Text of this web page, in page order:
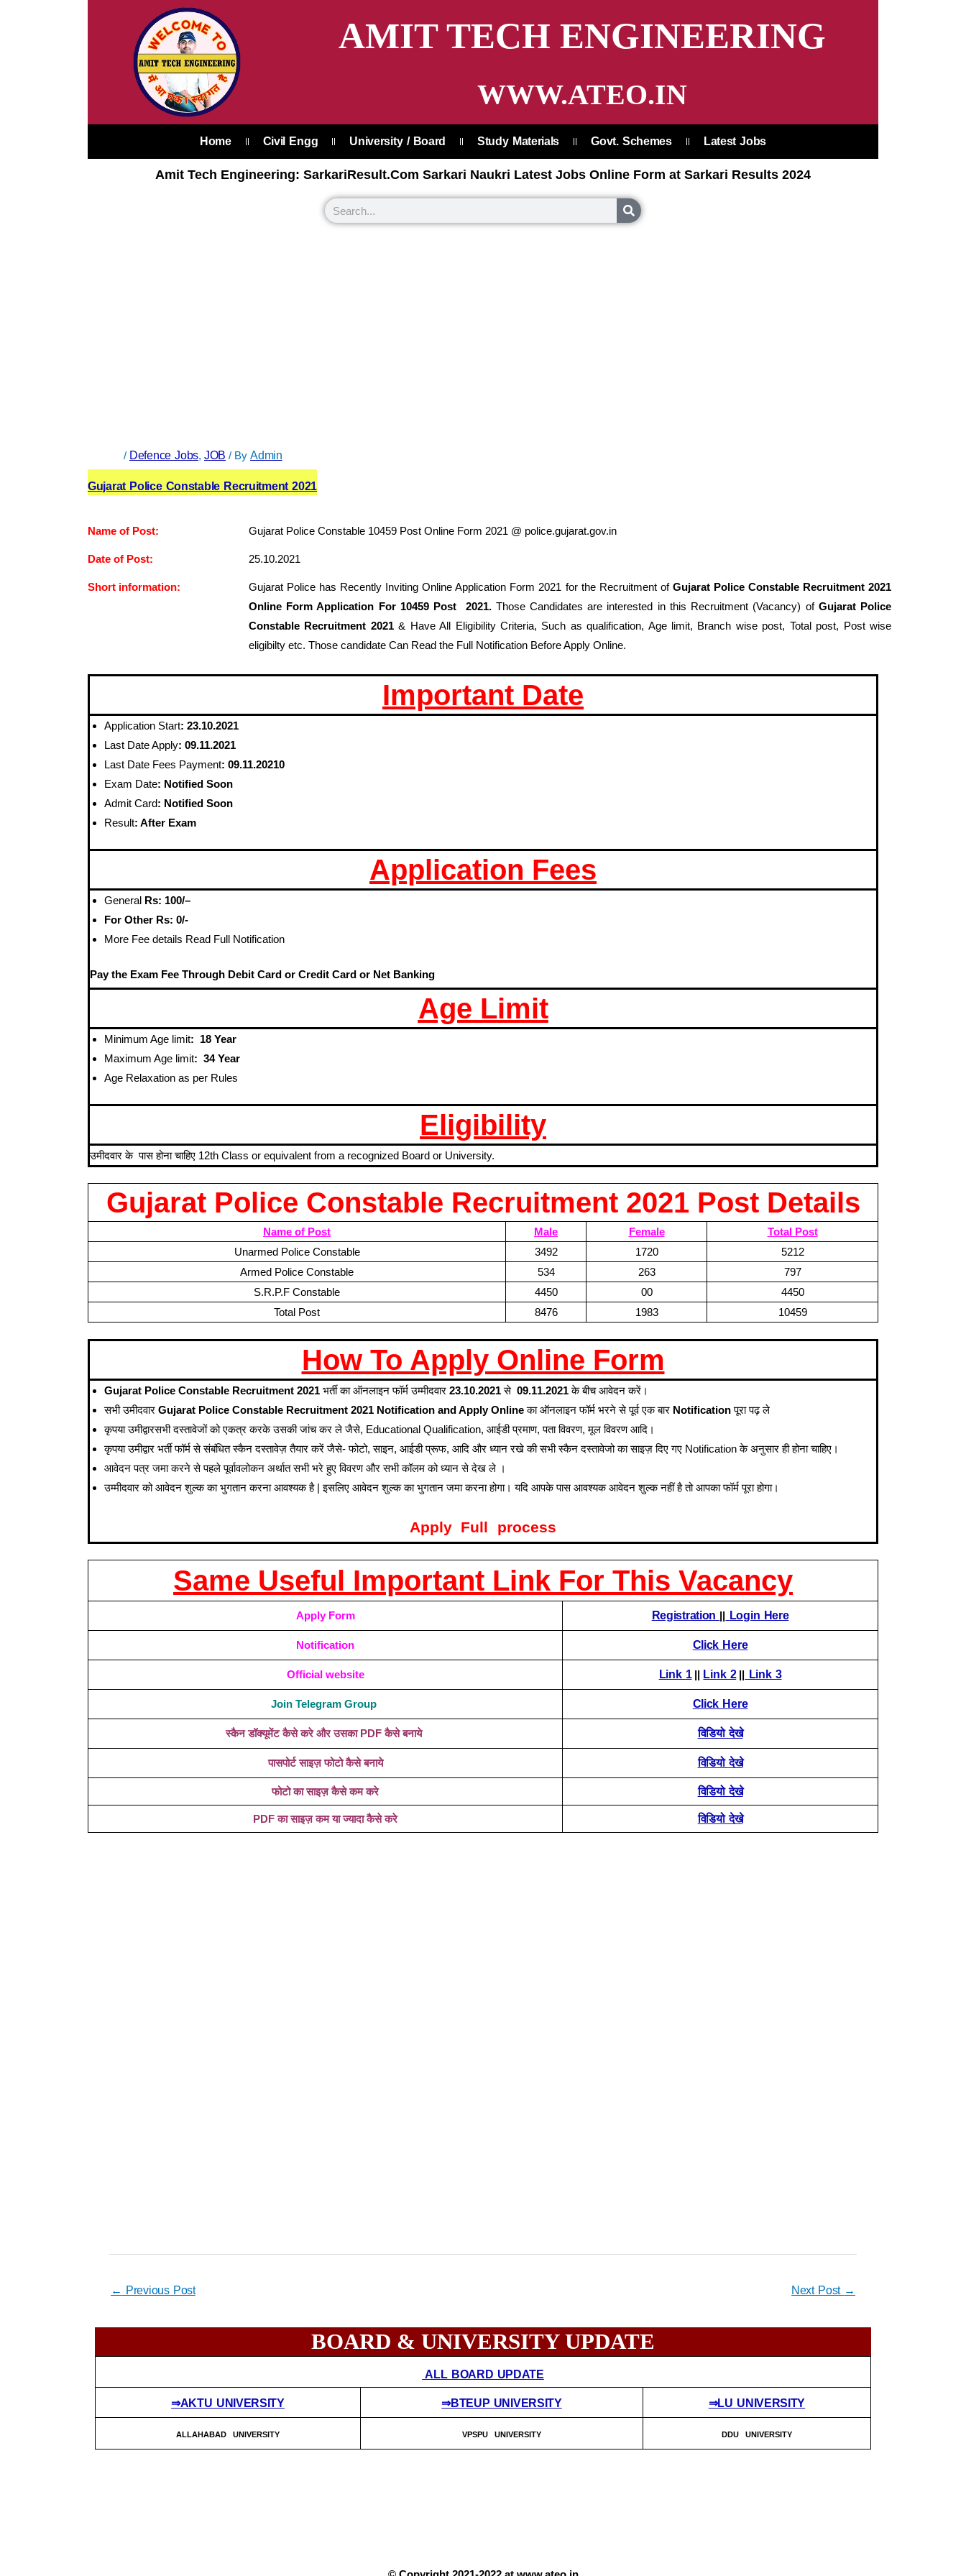
AMIT TECH ENGINEERING
WWW.ATEO.IN
Home Civil Engg University / Board Study Materials Govt. Schemes Latest Jobs
Amit Tech Engineering: SarkariResult.Com Sarkari Naukri Latest Jobs Online Form at Sarkari Results 2024
Search
/ Defence Jobs, JOB / ByAdmin
Gujarat Police Constable Recruitment 2021
Name of Post: Gujarat Police Constable 10459 Post Online Form 2021 @ police.gujarat.gov.in
Date of Post: 25.10.2021
Short information: Gujarat Police has Recently Inviting Online Application Form 2021 for the Recruitment of Gujarat Police Constable Recruitment 2021
Online Form Application For 10459 Post 2021.Those Candidates are interested in this Recruitment (Vacancy) of Gujarat Police
Constable Recruitment 2021& Have All Eligibility Criteria, Such as qualification, Age limit, Branch wise post, Total post, Post wise
eligibilty etc. Those candidate Can Read the Full Notification Before Apply Online.
Important Date
Application Start: 23.10.2021
Last Date Apply: 09.11.2021
Last Date Fees Payment: 09.11.20210
Exam Date: Notified Soon
Admit Card: Notified Soon
Result: After Exam
Application Fees
General Rs: 100/–
For Other Rs: 0/-
More Fee details Read Full Notification
Pay the Exam Fee Through Debit Card or Credit Card or Net Banking
Age Limit
Minimum Age limit: 18 Year
Maximum Age limit: 34 Year
Age Relaxation as per Rules
Eligibility
उमीदवार के पास होना चाहिए 12th Class or equivalent from a recognized Board or University.
Gujarat Police Constable Recruitment 2021 Post Details
Name of Post Male Female
Total Post
Unarmed Police Constable
3492 1720
5212
Armed Police Constable
534 263
797
S.R.P.F Constable
4450 00
4450
Total Post
8476 1983 10459
How To Apply Online Form
Gujarat Police Constable Recruitment 2021 भर्ती का ऑनलाइन फॉर्म उम्मीदवार 23.10.2021से 09.11.2021के बीच आवेदन करें।
सभी उमीदवार Gujarat Police Constable Recruitment 2021 Notification and Apply Onlineका ऑनलाइन फॉर्म भरने से पूर्व एक बार Notificationपूरा पढ़ ले
कृपया उमीद्वारसभी दस्तावेजों को एकत्र करके उसकी जांच कर ले जैसे, Educational Qualification, आईडी प्रमाण, पता विवरण, मूल विवरण आदि।
कृपया उमीद्वार भर्ती फॉर्म से संबंधित स्कैन दस्तावेज़ तैयार करें जैसे- फोटो, साइन, आईडी प्रूफ, आदि और ध्यान रखे की सभी स्कैन दस्तावेजो का साइज़ दिए गए Notification के अनुसार ही होना चाहिए।
आवेदन पत्र जमा करने से पहले पूर्वावलोकन अर्थात सभी भरे हुए विवरण और सभी कॉलम को ध्यान से देख ले ।
उम्मीदवार को आवेदन शुल्क का भुगतान करना आवश्यक है | इसलिए आवेदन शुल्क का भुगतान जमा करना होगा। यदि आपके पास आवश्यक आवेदन शुल्क नहीं है तो आपका फॉर्म पूरा होगा।
Apply Full process
Same Useful Important Link For This Vacancy
Apply Form Registration || Login Here
Notification Click Here
Official website Link 1|| Link 2|| Link 3
Join Telegram Group Click Here
स्कैन डॉक्यूमेंट कैसे करे और उसका PDF कैसे बनाये विडियो देखे
पासपोर्ट साइज़ फोटो कैसे बनाये विडियो देखे
फोटो का साइज़ कैसे कम करे विडियो देखे
PDF का साइज़ कम या ज्यादा कैसे करे विडियो देखे
← Previous Post Next Post →
BOARD & UNIVERSITY UPDATE
ALL BOARD UPDATE
⇒AKTU UNIVERSITY ⇒BTEUP UNIVERSITY ⇒LU UNIVERSITY
ALLAHABAD UNIVERSITY VPSPU UNIVERSITY DDU UNIVERSITY